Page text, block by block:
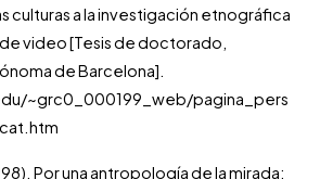
culturas a la investigación etnográfica
de video [Tesis de doctorado,
de Barcelona].
~grc0_000199_web/pagina_pers
Por una antropología de la mirada: